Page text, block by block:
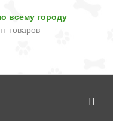
всему городу
товаров